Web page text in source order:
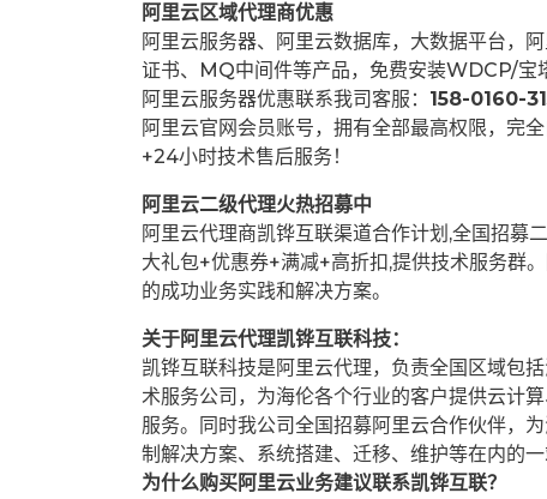
阿里云区域代理商优惠
阿里云服务器、阿里云数据库，大数据平台，
证书、MQ中间件等产品，免费安装WDCP/宝
阿里云服务器优惠联系我司客服： 158-0160-
阿里云官网会员账号，拥有全部最高权限，完
+24小时技术售后服务！
阿里云二级代理火热招募中
阿里云代理商凯铧互联渠道合作计划,全国招募
大礼包+优惠券+满减+高折扣,提供技术服务群
的成功业务实践和解决方案。
关于阿里云代理凯铧互联科技：
凯铧互联科技是阿里云代理，负责全国区域包
术服务公司，为海伦各个行业的客户提供云计
服务。同时我公司全国招募阿里云合作伙伴，
制解决方案、系统搭建、迁移、维护等在内的一
为什么购买阿里云业务建议联系凯铧互联？